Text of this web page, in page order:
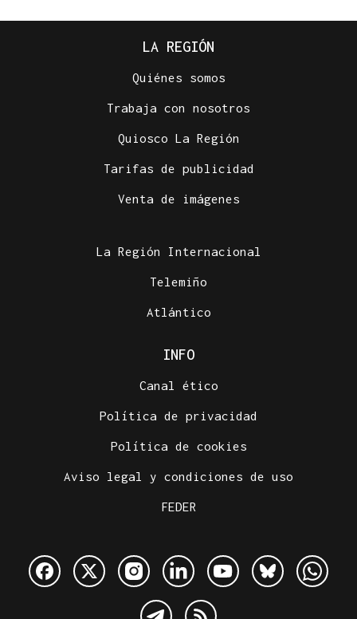
LA REGIÓN
Quiénes somos
Trabaja con nosotros
Quiosco La Región
Tarifas de publicidad
Venta de imágenes
La Región Internacional
Telemiño
Atlántico
INFO
Canal ético
Política de privacidad
Política de cookies
Aviso legal y condiciones de uso
FEDER